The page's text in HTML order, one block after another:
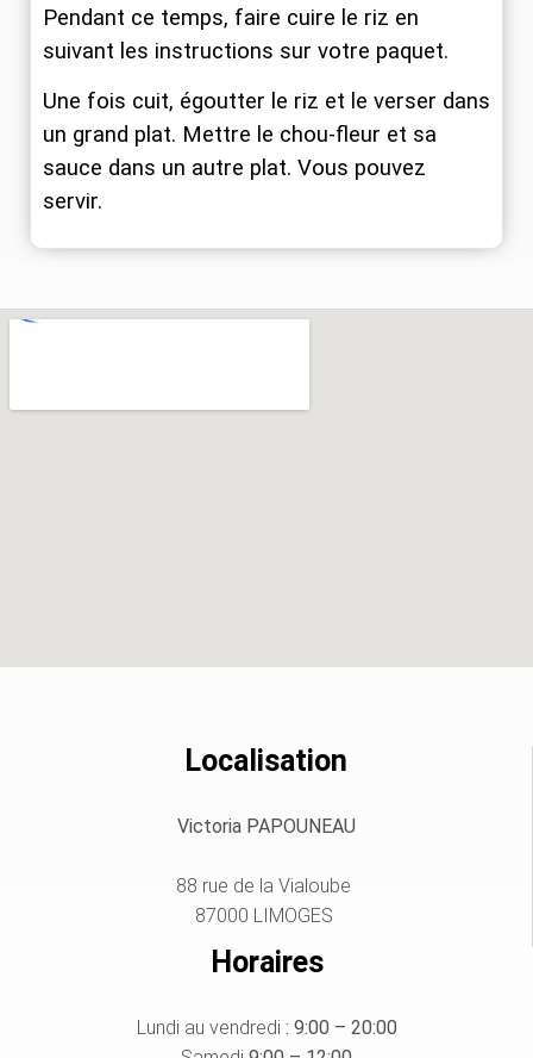
Pendant ce temps, faire cuire le riz en
suivant les instructions sur votre paquet.
Une fois cuit, égoutter le riz et le verser dans
un grand plat. Mettre le chou-fleur et sa
sauce dans un autre plat. Vous pouvez
servir.
Localisation
Victoria PAPOUNEAU
88 rue de la Vialoube
87000 LIMOGES
Horaires
Lundi au vendredi : 9:00 – 20:00